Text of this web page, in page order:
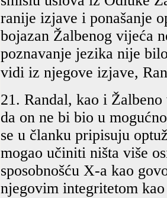
ranije izjave i ponašanje
bojazan Žalbenog vijeća
poznavanje jezika nije
vidi iz njegove izjave,
21. Randal, kao i
da on ne bi bio u
se u članku pripisuju
mogao učiniti ništa više
sposobnošću X-a kao
njegovim integritetom